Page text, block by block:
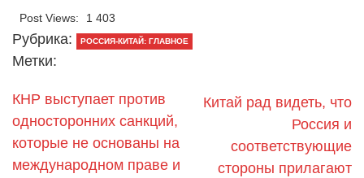
Post Views: 1 403
Рубрика: РОССИЯ-КИТАЙ: ГЛАВНОЕ
Метки:
КНР выступает против
односторонних санкций,
которые не основаны на
международном праве и
Китай рад видеть, что
Россия и
соответствующие
стороны прилагают